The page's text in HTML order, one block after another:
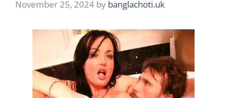
November 25, 2024 by banglachoti.uk